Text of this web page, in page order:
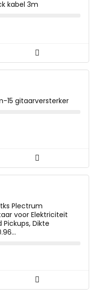
kabel 3m
15 gitaarversterker
Plectrum
voor Elektriciteit
Pickups, Dikte